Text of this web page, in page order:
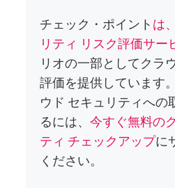
チェック・ポイントは
リティ リスク評価サー
リオの一部としてクラ
評価を提供しています
ウド セキュリティへの
るには、今すぐ無料の
ティ チェックアップに
ください。